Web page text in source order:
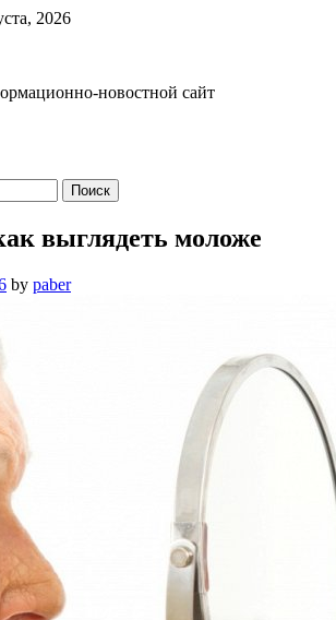
2026
новостной сайт
выглядеть моложе
by paber